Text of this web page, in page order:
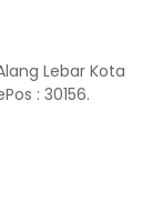
Lebar Kota
: 30156.